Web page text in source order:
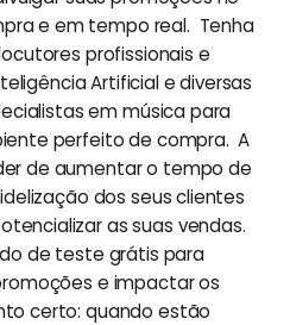
e em tempo real. Tenha
profissionais e
Artificial e diversas
em música para
perfeito de compra. A
de aumentar o tempo de
dos seus clientes
as suas vendas.
de teste grátis para
e impactar os
certo: quando estão